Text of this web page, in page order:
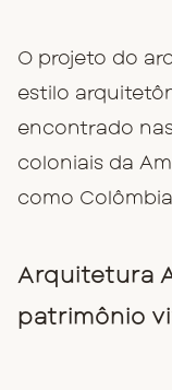
O projeto do
estilo
encontrado
coloniais da
como
Arquitetura
patrimônio